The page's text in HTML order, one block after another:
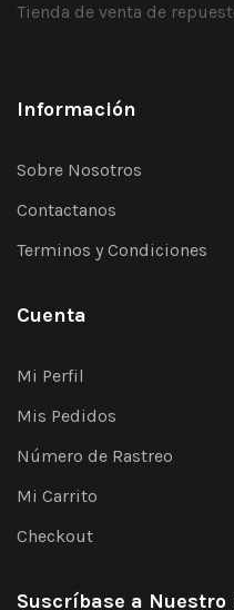
Tienda de venta de
Información
Sobre Nosotros
Contactanos
Terminos y Condiciones
Cuenta
Mi Perfil
Mis Pedidos
Número de Rastreo
Mi Carrito
Checkout
Suscríbase a Nuestro